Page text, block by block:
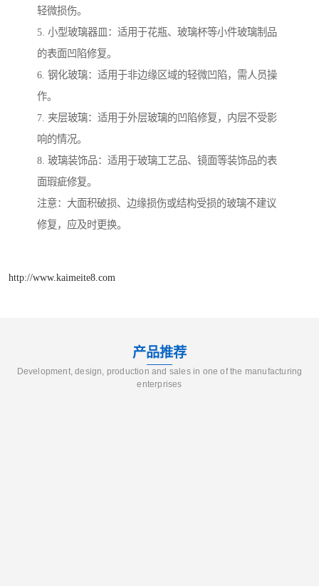
轻微损伤。
5. 小型玻璃器皿：适用于花瓶、玻璃杯等小件玻璃制品
的表面凹陷修复。
6. 钢化玻璃：适用于非边缘区域的轻微凹陷，需人员操
作。
7. 夹层玻璃：适用于外层玻璃的凹陷修复，内层不受影
响的情况。
8. 玻璃装饰品：适用于玻璃工艺品、镜面等装饰品的表
面瑕疵修复。
注意：大面积破损、边缘损伤或结构受损的玻璃不建议
修复，应及时更换。
http://www.kaimeite8.com
产品推荐
Development, design, production and sales in one of the manufacturing
enterprises